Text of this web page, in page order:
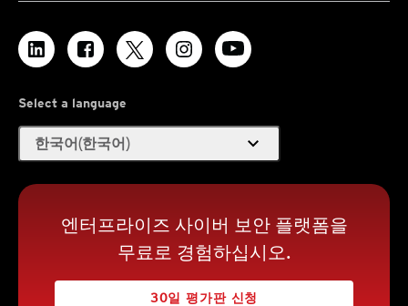
Select a language
한국어(한국어) expand_more
엔터프라이즈 사이버 보안 플랫폼을
무료로 경험하십시오.
30일 평가판 신청